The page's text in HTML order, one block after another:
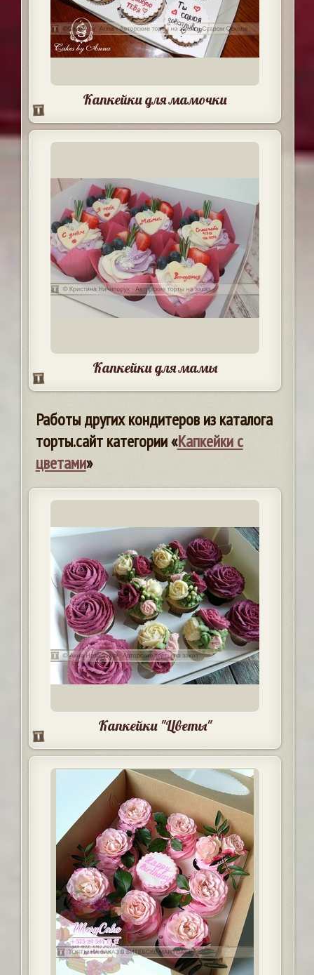
Капкейки для мамочки
Капкейки для мамы
Работы других кондитеров из каталога
торты.сайт категории «Капкейки с
цветами»
Капкейки "Цветы"